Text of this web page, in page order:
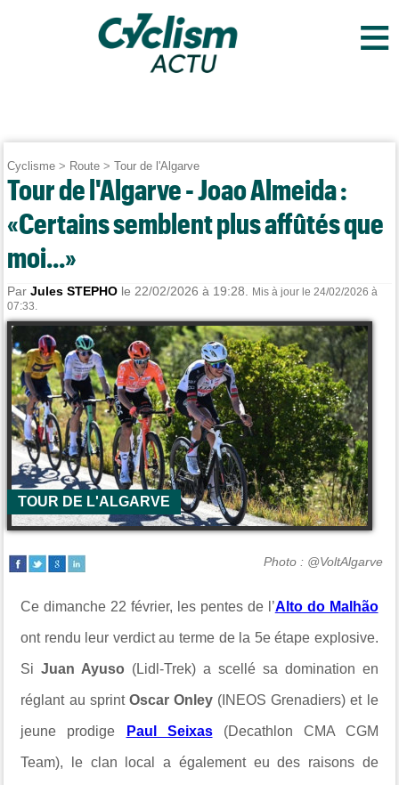
≡
Cyclisme > Route >Tour de l'Algarve
Tour de l'Algarve - Joao Almeida :
«Certains semblent plus affûtés que
moi...»
ParJules STEPHO le 22/02/2026 à 19:28.
Mis à jour le 24/02/2026 à
07:33.
TOUR DE L'ALGARVE
Photo : @VoltAlgarve
Ce dimanche 22 février, les pentes de l’Alto do Malhão
ont rendu leur verdict au terme de la 5e étape explosive.
SiJuan Ayuso (Lidl-Trek) a scellé sa domination en
réglant au sprint Oscar Onley (INEOS Grenadiers) et le
jeune prodige Paul Seixas(Decathlon CMA CGM
Team), le clan local a également eu des raisons de